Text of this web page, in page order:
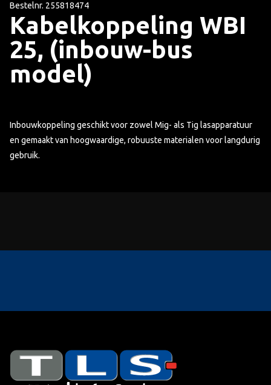
Bestelnr. 255818474
Kabelkoppeling WBI
25, (inbouw-bus
model)
Inbouwkoppeling geschikt voor zowel Mig- als Tig lasapparatuur
en gemaakt van hoogwaardige, robuuste materialen voor langdurig
gebruik.